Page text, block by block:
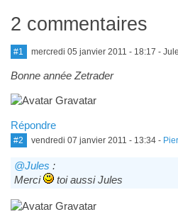
2 commentaires
#1 mercredi 05 janvier 2011 - 18:17 -
Bonne année Zetrader
Répondre
#2 vendredi 07 janvier 2011 - 13:34-
@Jules :
Merci
toi aussi Jules